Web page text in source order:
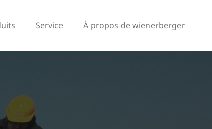
Service À propos de wienerberger